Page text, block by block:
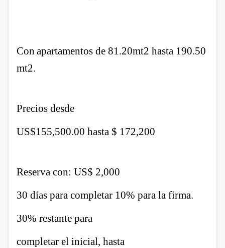
Con apartamentos de 81.20mt2 hasta 190.50
mt2.
Precios desde
US$155,500.00 hasta $ 172,200
Reserva con: US$ 2,000
30 días para completar 10% para la firma.
30% restante para
completar el inicial, hasta